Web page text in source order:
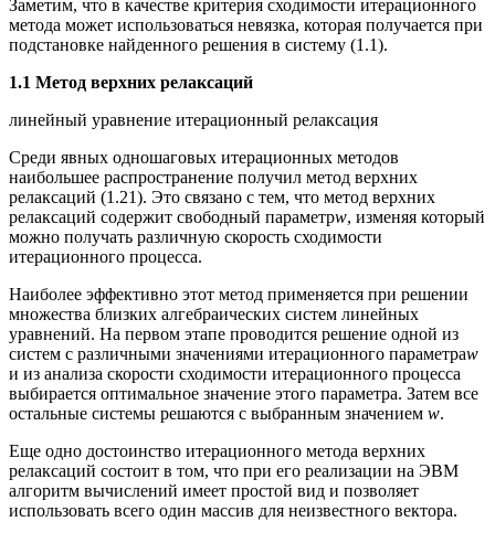
Заметим, что в качестве критерия сходимости итерационного
метода может использоваться невязка, которая получается при
подстановке найденного решения в систему (1.1).
1.1 Метод верхних релаксаций
линейный уравнение итерационный релаксация
Среди явных одношаговых итерационных методов
наибольшее распространение получил метод верхних
релаксаций (1.21). Это связано с тем, что метод верхних
релаксаций содержит свободный параметрw, изменяя который
можно получать различную скорость сходимости
итерационного процесса.
Наиболее эффективно этот метод применяется при решении
множества близких алгебраических систем линейных
уравнений. На первом этапе проводится решение одной из
систем с различными значениями итерационного параметраw
и из анализа скорости сходимости итерационного процесса
выбирается оптимальное значение этого параметра. Затем все
остальные системы решаются с выбранным значением w.
Еще одно достоинство итерационного метода верхних
релаксаций состоит в том, что при его реализации на ЭВМ
алгоритм вычислений имеет простой вид и позволяет
использовать всего один массив для неизвестного вектора.